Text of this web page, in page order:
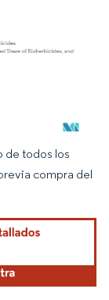
CC BY 4.0.
de todos los
compra del